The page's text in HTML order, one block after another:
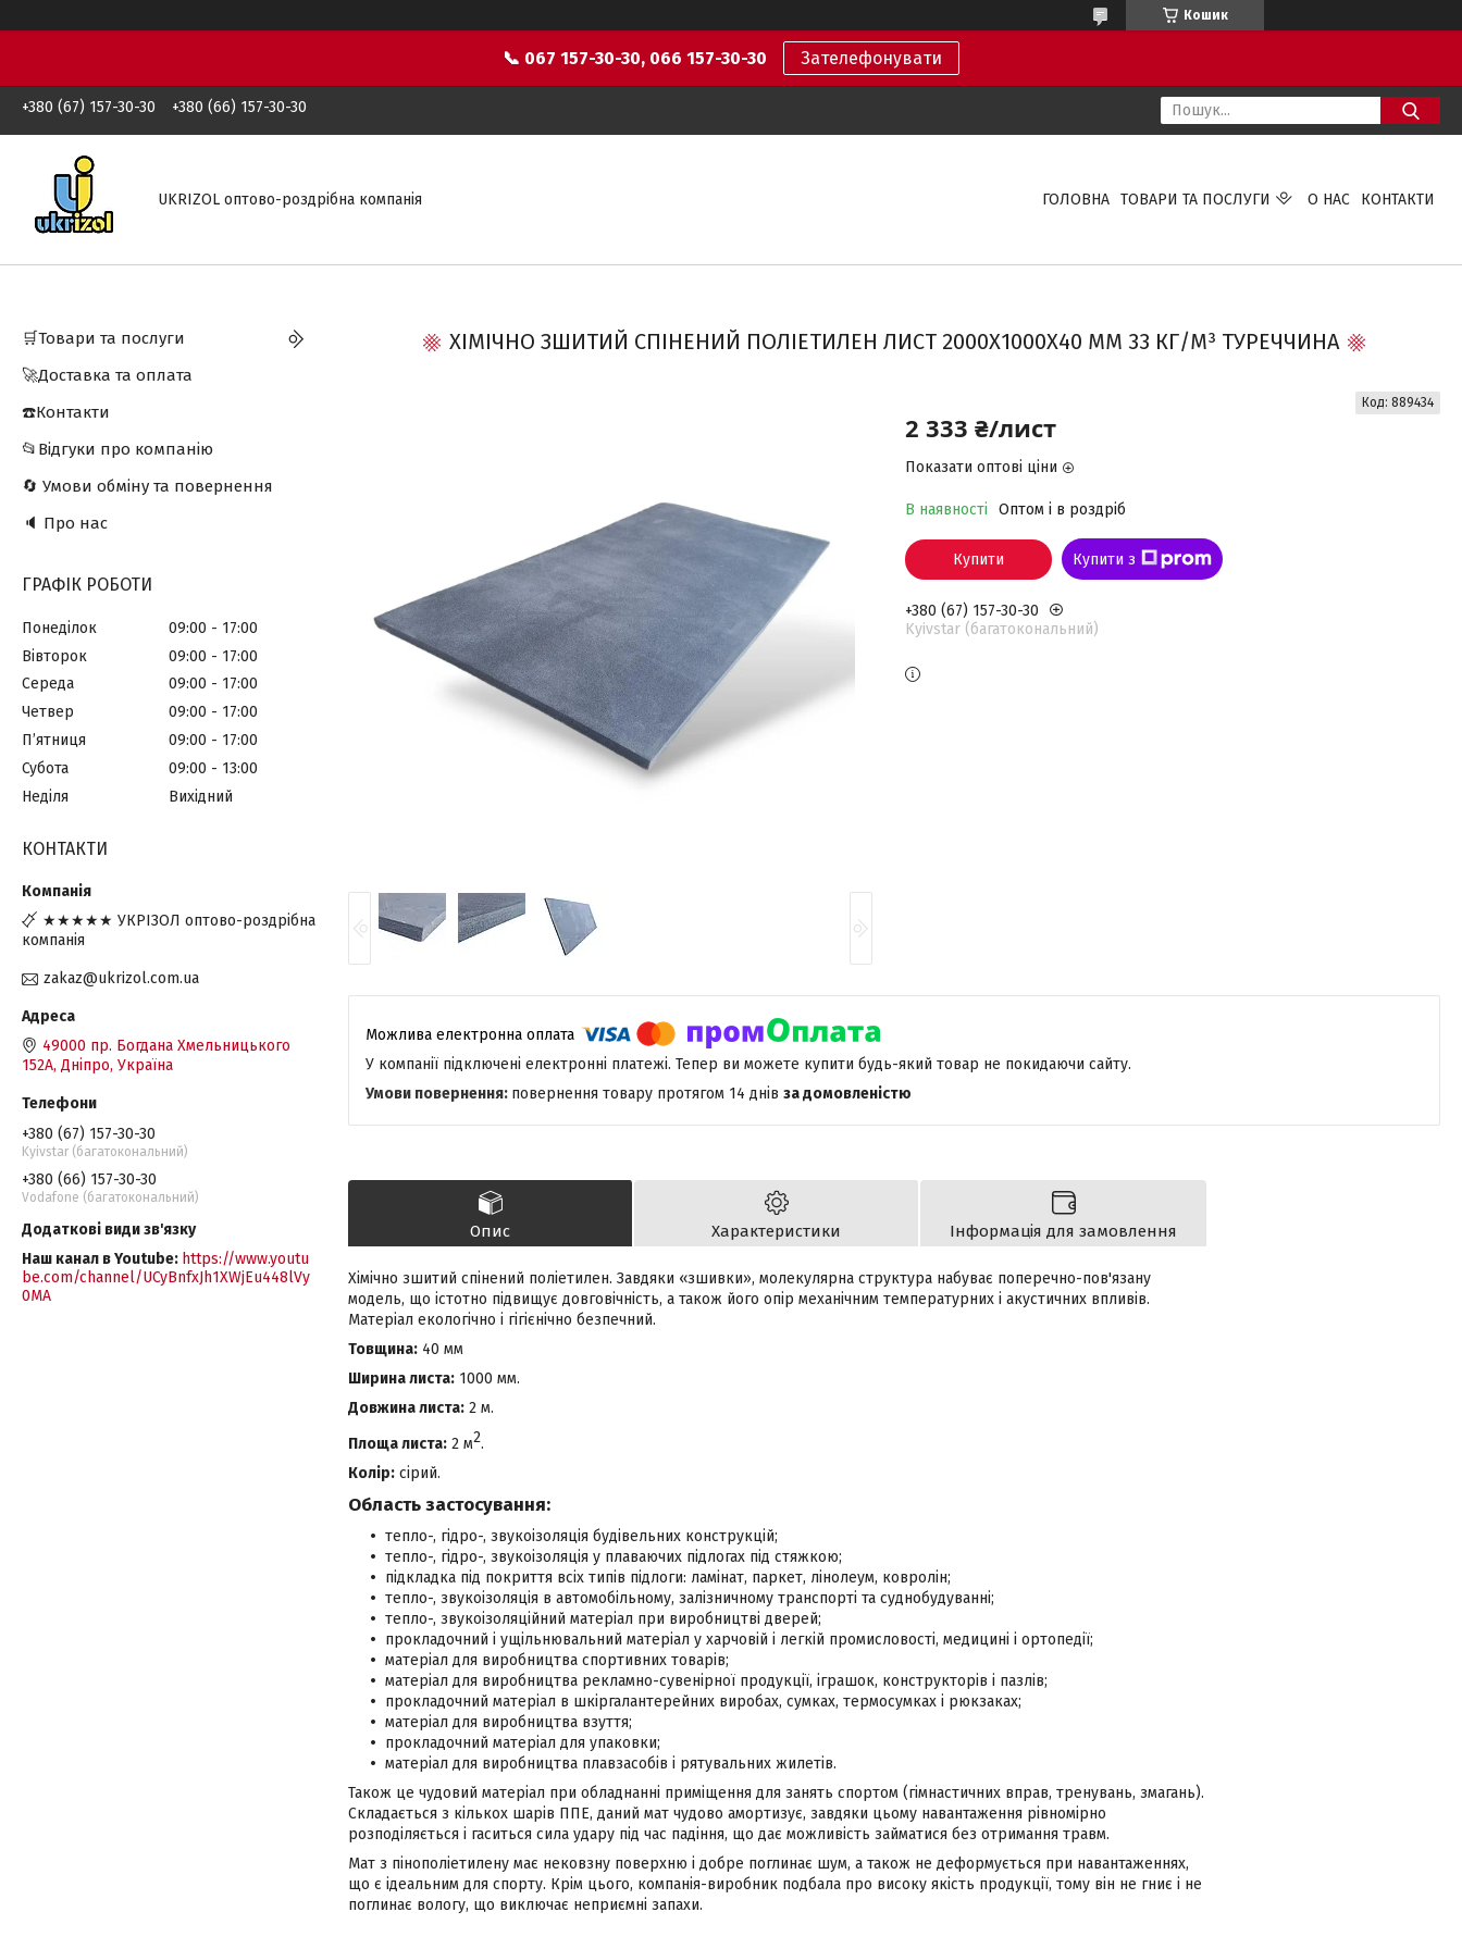
Кошик
📞 067 157-30-30, 066 157-30-30 Зателефонувати
+380 (67) 157-30-30 +380 (66) 157-30-30
UKRIZOL оптово-роздрібна компанія ГОЛОВНА ТОВАРИ ТА ПОСЛУГИ О НАС КОНТАКТИ
ХІМІЧНО ЗШИТИЙ СПІНЕНИЙ ПОЛІЕТИЛЕН ЛИСТ 2000Х1000Х40 ММ 33 КГ/М³ ТУРЕЧЧИНА
2 333 ₴/лист
Показати оптові ціни
В наявності Оптом і в роздріб
Код: 889434
Купити Купити з
+380 (67) 157-30-30
Kyivstar (багатокональний)
У компанії підключені електронні платежі. Тепер ви можете купити будь-який товар не покидаючи сайту.
повернення товару протягом 14 днів за домовленістю
Опис Характеристики Інформація для замовлення
Хімічно зшитий спінений поліетилен. Завдяки «зшивки», молекулярна структура набуває поперечно-пов'язану
модель, що істотно підвищує довговічність, а також його опір механічним температурних і акустичних впливів.
Матеріал екологічно і гігієнічно безпечний.
Товщина: 40 мм
Ширина листа: 1000 мм.
Довжина листа: 2 м.
Площа листа: 2 м2.
Колір: сірий.
Область застосування:
тепло-, гідро-, звукоізоляція будівельних конструкцій;
тепло-, гідро-, звукоізоляція у плаваючих підлогах під стяжкою;
підкладка під покриття всіх типів підлоги: ламінат, паркет, лінолеум, ковролін;
тепло-, звукоізоляція в автомобільному, залізничному транспорті та суднобудуванні;
тепло-, звукоізоляційний матеріал при виробництві дверей;
прокладочний і ущільнювальний матеріал у харчовій і легкій промисловості, медицині і ортопедії;
матеріал для виробництва спортивних товарів;
матеріал для виробництва рекламно-сувенірної продукції, іграшок, конструкторів і пазлів;
прокладочний матеріал в шкіргалантерейних виробах, сумках, термосумках і рюкзаках;
матеріал для виробництва взуття;
прокладочний матеріал для упаковки;
матеріал для виробництва плавзасобів і рятувальних жилетів.
Також це чудовий матеріал при обладнанні приміщення для занять спортом (гімнастичних вправ, тренувань, змагань).
Складається з кількох шарів ППЕ, даний мат чудово амортизує, завдяки цьому навантаження рівномірно
розподіляється і гаситься сила удару під час падіння, що дає можливість займатися без отримання травм.
Мат з пінополіетилену має нековзну поверхню і добре поглинає шум, а також не деформується при навантаженнях,
що є ідеальним для спорту. Крім цього, компанія-виробник подбала про високу якість продукції, тому він не гниє і не
поглинає вологу, що виключає неприємні запахи.
🛒Товари та послуги
🚀Доставка та оплата
☎️Контакти
📂Відгуки про компанію
🔄 Умови обміну та повернення
🔈 Про нас
ГРАФІК РОБОТИ
Понеділок 09:00
17:00
Вівторок
09:00
17:00
Середа
09:00
17:00
Четвер
09:00
17:00
Пʼятниця
09:00
17:00
Субота
09:00
13:00
Неділя
Вихідний
КОНТАКТИ
★★★★★ УКРІЗОЛ оптово-роздрібна
компанія
zakaz@ukrizol.com.ua
49000 пр. Богдана Хмельницького
152А, Дніпро, Україна
+380 (67) 157-30-30
Kyivstar (багатокональний)
+380 (66) 157-30-30
Vodafone (багатокональний)
Наш канал в Youtube https://www.youtu
be.com/channel/UCyBnfxJh1XWjEu448lVy
0MA